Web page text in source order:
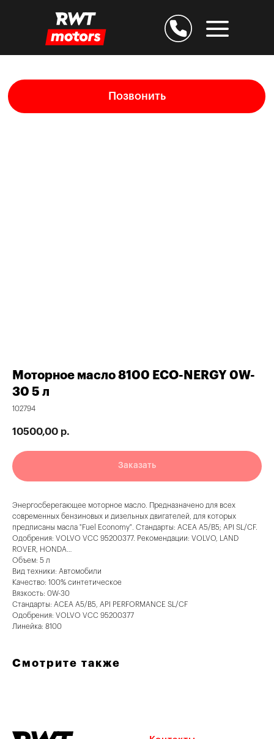
Позвонить
Моторное масло 8100 ECO-NERGY 0W-
30 5 л
102794
10500,00 р.
Заказать
Энергосберегающее моторное масло. Предназначено для всех
современных бензиновых и дизельных двигателей, для которых
предписаны масла "Fuel Economy". Стандарты: АСЕА А5/В5; АPI SL/CF.
Одобрения: VOLVO VCC 95200377. Рекомендации: VOLVO, LAND
ROVER, HONDA…
Объем: 5 л
Вид техники: Автомобили
Качество: 100% синтетическое
Вязкость: 0W-30
Стандарты: ACEA A5/B5, API PERFORMANCE SL/CF
Одобрения: VOLVO VCC 95200377
Линейка: 8100
Смотрите также